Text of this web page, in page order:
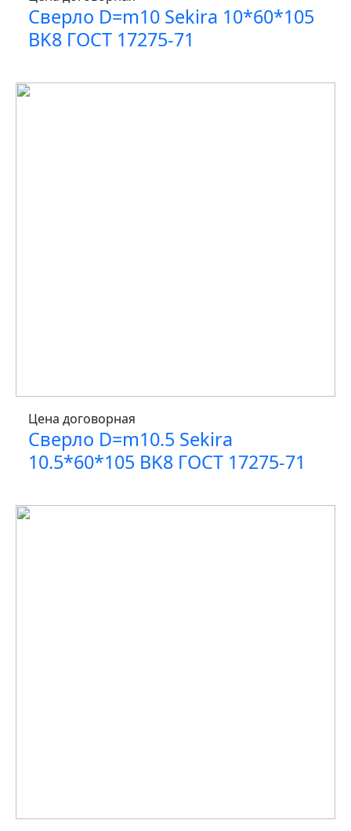
Сверло D=m10 Sekira 10*60*105
BK8 ГОСТ 17275-71
Цена договорная
Сверло D=m10.5 Sekira
10.5*60*105 BK8 ГОСТ 17275-71